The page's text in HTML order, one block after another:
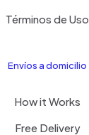
Términos de Uso
Envíos a domicilio
How it Works
Free Delivery